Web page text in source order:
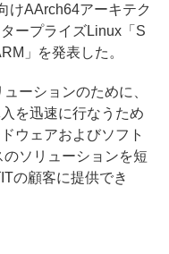
AArch64アーキテク
ープライズLinux「S
」を発表した。
ーションのために、
を迅速に行なうため
ウェアおよびソフト
ソリューションを短
の顧客に提供でき